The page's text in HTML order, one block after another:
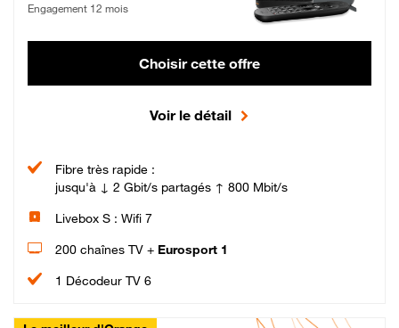
Engagement 12 mois
Choisir cette offre
Voir le détail
Fibre très rapide :
jusqu'à ↓ 2 Gbit/s partagés ↑ 800 Mbit/s
Livebox S : Wifi 7
200 chaînes TV + Eurosport 1
1 Décodeur TV 6